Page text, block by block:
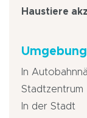
Haustiere
Umgebung
In
Stadtzentrum
In der Stadt